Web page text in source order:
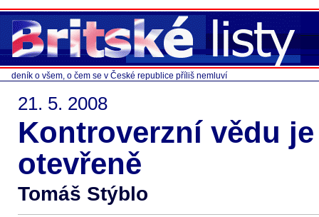
deník o všem, o čem se v České republice příliš nemluví
21. 5. 2008
Kontroverzní vědu
otevřeně
Tomáš Stýblo